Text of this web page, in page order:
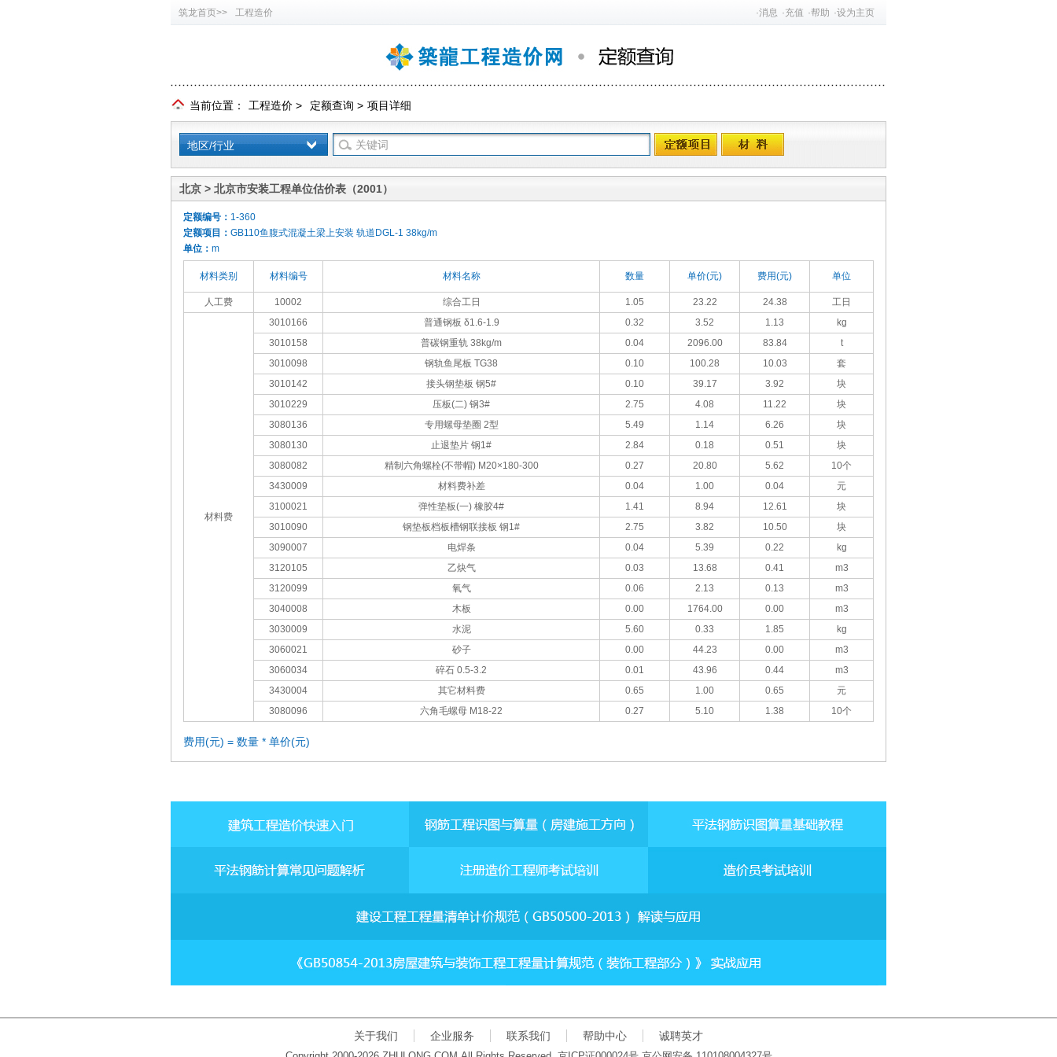
筑龙首页>> 工程造价 ·消息 ·充值 ·帮助 ·设为主页
当前位置： 工程造价 > 定额查询 > 项目详细
地区/行业
北京 > 北京市安装工程单位估价表（2001）
定额编号： 1-360
定额项目： GB110鱼腹式混凝土梁上安装 轨道DGL-1 38kg/m
单位： m
材料类别 材料编号 材料名称 数量 单价(元) 费用(元) 单位
人工费 10002 综合工日 1.05 23.22 24.38 工日
材料费
3010166 普通钢板 δ1.6-1.9 0.32 3.52 1.13
kg
3010158
普碳钢重轨 38kg/m 0.04 2096.00 83.84
t
3010098
钢轨鱼尾板 TG38 0.10 100.28 10.03
套
3010142
接头钢垫板 钢5# 0.10 39.17 3.92
块
3010229
压板(二) 钢3# 2.75 4.08 11.22
块
3080136
专用螺母垫圈 2型 5.49 1.14 6.26
块
3080130
止退垫片 钢1# 2.84 0.18 0.51
块
3080082
精制六角螺栓(不带帽) M20×180-300 0.27 20.80 5.62
10个
3430009
材料费补差 0.04 1.00 0.04
元
3100021
弹性垫板(一) 橡胶4# 1.41 8.94 12.61
块
3010090
钢垫板档板槽钢联接板 钢1# 2.75 3.82 10.50
块
3090007
电焊条 0.04 5.39 0.22
kg
3120105
乙炔气 0.03 13.68 0.41
m3
3120099
氧气 0.06 2.13 0.13
m3
3040008
木板 0.00 1764.00 0.00
m3
3030009
水泥 5.60 0.33 1.85
kg
3060021
砂子 0.00 44.23 0.00
m3
3060034
碎石 0.5-3.2 0.01 43.96 0.44
m3
3430004
其它材料费 0.65 1.00 0.65
元
3080096
六角毛螺母 M18-22 0.27 5.10 1.38 10个
费用(元) = 数量 * 单价(元)
关于我们 企业服务 联系我们 帮助中心 诚聘英才